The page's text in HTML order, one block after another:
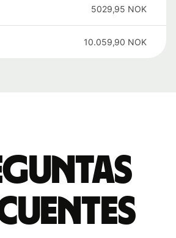
5029,95 NOK
10.059,90 NOK